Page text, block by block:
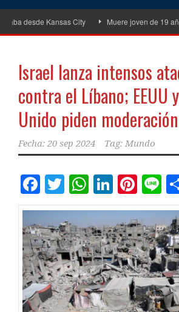
Kansas City Muere joven de 19 años
Israel lanza intensos
contra el Líbano; EEUU
Unido piden moderación
Fecha: 20 sep 2024 Tag: Mundo
Facebook
Twitter
WhatsApp